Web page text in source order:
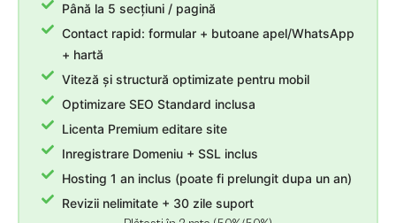
Până la 5 secțiuni / pagină
Contact rapid: formular + butoane apel/WhatsApp
+ hartă
Viteză și structură optimizate pentru mobil
Optimizare SEO Standard inclusa
Licenta Premium editare site
Inregistrare Domeniu + SSL inclus
Hosting 1 an inclus (poate fi prelungit dupa un an)
Revizii nelimitate + 30 zile suport